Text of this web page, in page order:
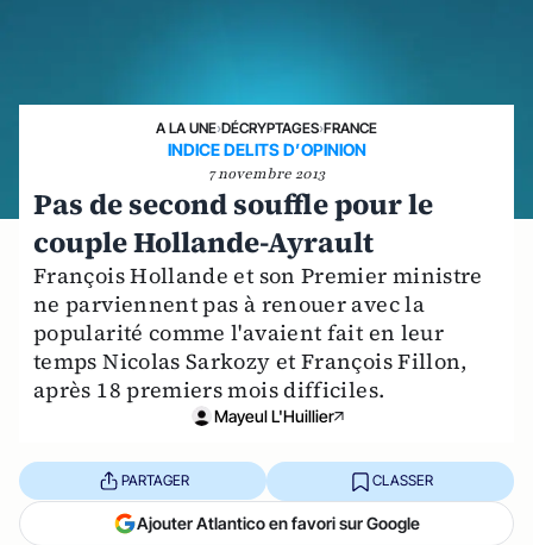
A LA UNE›DÉCRYPTAGES›FRANCE
INDICE DELITS D’OPINION
7 novembre 2013
Pas de second souffle pour le
couple Hollande-Ayrault
François Hollande et son Premier ministre
ne parviennent pas à renouer avec la
popularité comme l'avaient fait en leur
temps Nicolas Sarkozy et François Fillon,
après 18 premiers mois difficiles.
Mayeul L'Huillier
PARTAGER CLASSER
Ajouter Atlantico en favori sur Google